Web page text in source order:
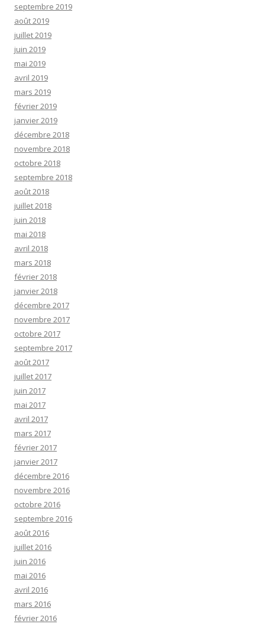
septembre 2019
août 2019
juillet 2019
juin 2019
mai 2019
avril 2019
mars 2019
février 2019
janvier 2019
décembre 2018
novembre 2018
octobre 2018
septembre 2018
août 2018
juillet 2018
juin 2018
mai 2018
avril 2018
mars 2018
février 2018
janvier 2018
décembre 2017
novembre 2017
octobre 2017
septembre 2017
août 2017
juillet 2017
juin 2017
mai 2017
avril 2017
mars 2017
février 2017
janvier 2017
décembre 2016
novembre 2016
octobre 2016
septembre 2016
août 2016
juillet 2016
juin 2016
mai 2016
avril 2016
mars 2016
février 2016